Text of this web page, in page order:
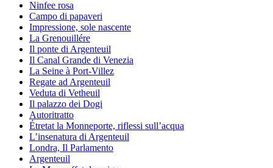
Ninfee rosa
Campo di papaveri
Impressione, sole nascente
La Grenouillére
Il ponte di Argenteuil
Il Canal Grande di Venezia
La Seine à Port-Villez
Regate ad Argenteuil
Veduta di Vetheuil
Il palazzo dei Dogi
Autoritratto
Étretat la Monneporte, riflessi sull’acqua
L’insenatura di Argenteuil
Londra, Il Parlamento
Argenteuil